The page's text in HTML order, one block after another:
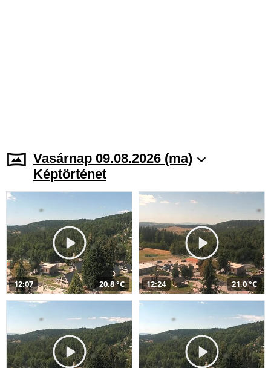
Vasárnap 09.08.2026 (ma)
Képtörténet
12:07 20,8 °C 12:24 21,0 °C